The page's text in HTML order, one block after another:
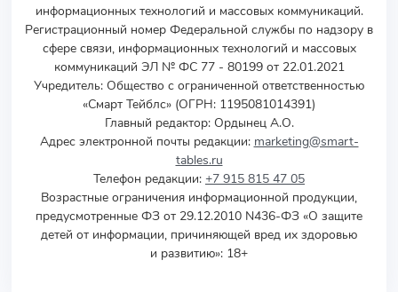
информационных технологий и массовых коммуникаций.
Регистрационный номер Федеральной службы по надзору в
сфере связи, информационных технологий и массовых
коммуникаций ЭЛ № ФС 77 - 80199 от 22.01.2021
Учредитель: Общество с ограниченной ответственностью
«Смарт Тейблс» (ОГРН: 1195081014391)
Главный редактор: Ордынец А.О.
Адрес электронной почты редакции: marketing@smart-
tables.ru
Телефон редакции: +7 915 815 47 05
Возрастные ограничения информационной продукции,
предусмотренные ФЗ от 29.12.2010 N436-ФЗ «О защите
детей от информации, причиняющей вред их здоровью
и развитию»: 18+